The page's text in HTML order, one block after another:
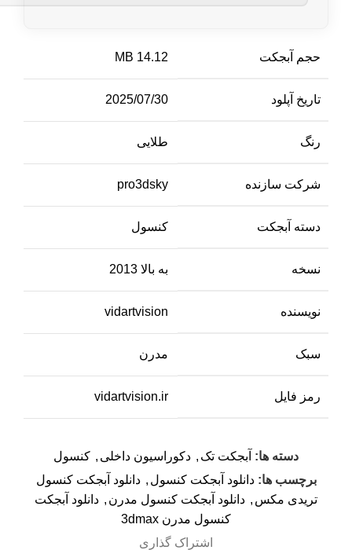
حجم آبجکت 14.12 MB
تاریخ آپلود 2025/07/30
رنگ طلایی
شرکت سازنده pro3dsky
دسته آبجکت کنسول
نسخه به بالا 2013
نویسنده vidartvision
سبک مدرن
رمز فایل vidartvision.ir
دسته ها: آبجکت تک , دکوراسیون داخلی , کنسول
برچسب ها: دانلود آبجکت کنسول , دانلود آبجکت کنسول
تریدی مکس , دانلود آبجکت کنسول مدرن , دانلود آبجکت
کنسول مدرن 3dmax
اشتراک گذاری